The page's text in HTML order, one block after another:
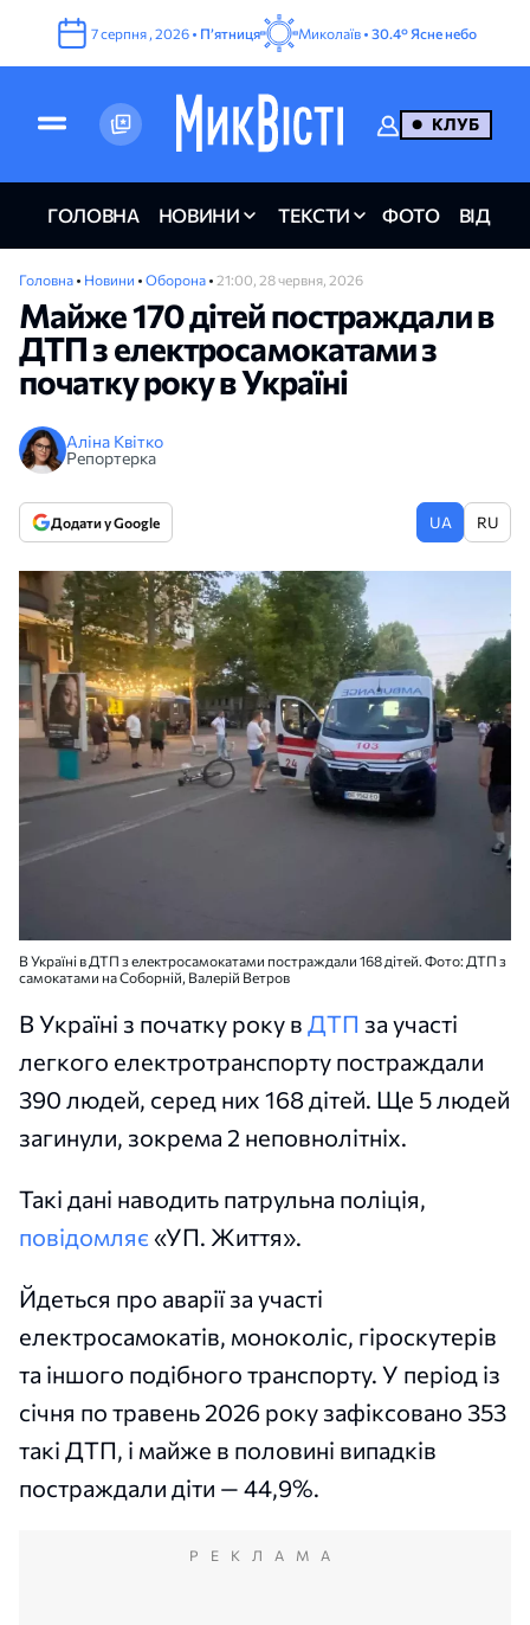
7серпня , 2026 • Пʼятниця Миколаїв • 30.4° Ясне небо
КЛУБ
ГОЛОВНА НОВИНИ ТЕКСТИ ФОТО ВІДЕО
Головна • Новини • Оборона • 21:00, 28 червня, 2026
Майже 170 дітей постраждали в
ДТП з електросамокатами з
початку року в Україні
Аліна Квітко
Репортерка
Додати у Google UA RU
В Україні в ДТП з електросамокатами постраждали 168 дітей. Фото: ДТП з
самокатами на Соборній, Валерій Ветров
В Україні з початку року в ДТП за участі
легкого електротранспорту постраждали
390 людей, серед них 168 дітей. Ще 5 людей
загинули, зокрема 2 неповнолітніх.
Такі дані наводить патрульна поліція,
повідомляє «УП. Життя».
Йдеться про аварії за участі
електросамокатів, моноколіс, гіроскутерів
та іншого подібного транспорту. У період із
січня по травень 2026 року зафіксовано 353
такі ДТП, і майже в половині випадків
постраждали діти — 44,9%.
РЕКЛАМА